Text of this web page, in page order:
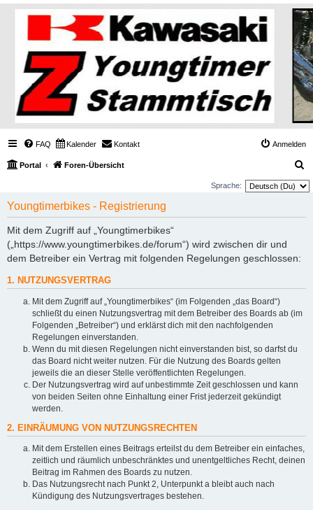
FAQ Kalender Kontakt Anmelden
Portal Foren-Übersicht
u
Sprache:
Youngtimerbikes - Registrierung
Mit dem Zugriff auf „Youngtimerbikes“
(„https://www.youngtimerbikes.de/forum“) wird zwischen dir und
dem Betreiber ein Vertrag mit folgenden Regelungen geschlossen:
1. NUTZUNGSVERTRAG
Mit dem Zugriff auf „Youngtimerbikes“ (im Folgenden „das Board“)
schließt du einen Nutzungsvertrag mit dem Betreiber des Boards ab (im
Folgenden „Betreiber“) und erklärst dich mit den nachfolgenden
Regelungen einverstanden.
Wenn du mit diesen Regelungen nicht einverstanden bist, so darfst du
das Board nicht weiter nutzen. Für die Nutzung des Boards gelten
jeweils die an dieser Stelle veröffentlichten Regelungen.
Der Nutzungsvertrag wird auf unbestimmte Zeit geschlossen und kann
von beiden Seiten ohne Einhaltung einer Frist jederzeit gekündigt
werden.
2. EINRÄUMUNG VON NUTZUNGSRECHTEN
Mit dem Erstellen eines Beitrags erteilst du dem Betreiber ein einfaches,
zeitlich und räumlich unbeschränktes und unentgeltliches Recht, deinen
Beitrag im Rahmen des Boards zu nutzen.
Das Nutzungsrecht nach Punkt 2, Unterpunkt a bleibt auch nach
Kündigung des Nutzungsvertrages bestehen.